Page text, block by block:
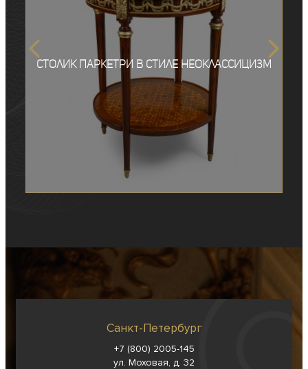
Столик паркетри в стиле неоклассицизм
Санкт-Петербург
+7 (800) 2005-145
ул. Моховая, д. 32